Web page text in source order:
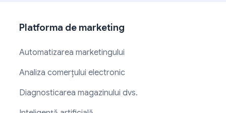
Platforma de marketing
Automatizarea marketingului
Analiza comerțului electronic
Diagnosticarea magazinului dvs.